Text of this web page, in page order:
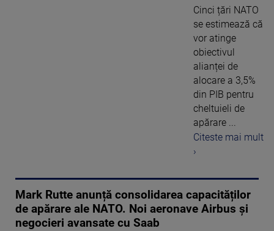
Cinci țări NATO
se estimează că
vor atinge
obiectivul
alianței de
alocare a 3,5%
din PIB pentru
cheltuieli de
apărare ...
Citeste mai mult
›
Mark Rutte anunță consolidarea capacităților
de apărare ale NATO. Noi aeronave Airbus și
negocieri avansate cu Saab